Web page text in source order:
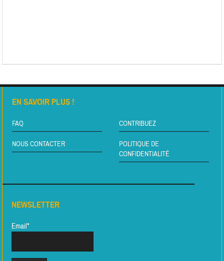
EN SAVOIR PLUS !
FAQ CONTRIBUEZ
NOUS CONTACTER
POLITIQUE DE
CONFIDENTIALITÉ
NEWSLETTER
Email*